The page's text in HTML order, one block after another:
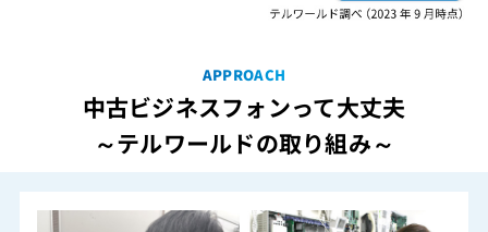
APPROACH
中古ビジネスフォンって大丈夫
～テルワールドの取り組み～